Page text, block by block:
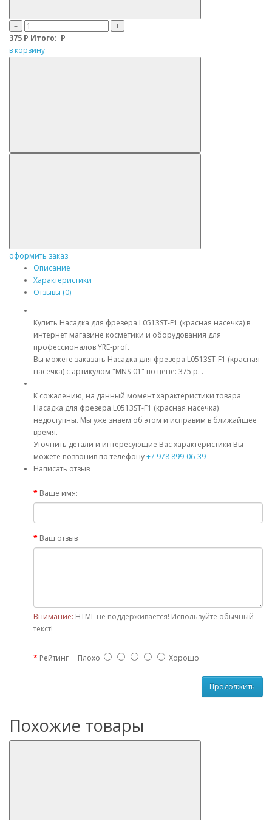
–
+
375 Р Итого: Р
в корзину
оформить заказ
Описание
Характеристики
Отзывы (0)
Купить Насадка для фрезера L0513ST-F1 (красная насечка) в
интернет магазине косметики и оборудования для
профессионалов YRE-prof.
Вы можете заказать Насадка для фрезера L0513ST-F1 (красная
насечка) с артикулом "MNS-01" по цене: 375 р. .
К сожалению, на данный момент характеристики товара
Насадка для фрезера L0513ST-F1 (красная насечка)
недоступны. Мы уже знаем об этом и исправим в ближайшее
время.
Уточнить детали и интересующие Вас характеристики Вы
можете позвонив по телефону+7 978 899-06-39
Написать отзыв
Ваше имя:
Ваш отзыв
Внимание: HTML не поддерживается! Используйте обычный
текст!
Рейтинг Плохо Хорошо
Продолжить
Похожие товары